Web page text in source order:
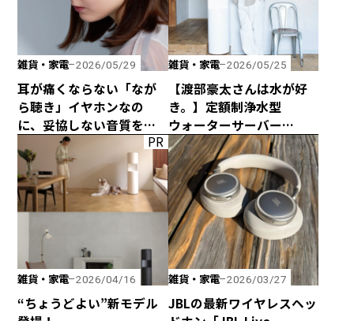
雑貨・家電 2026/05/29
耳が痛くならない「なが
ら聴き」イヤホンなの
に、妥協しない音質を追
求した「HP-H300BT」が
発売！
雑貨・家電 2026/05/25
【渡部豪太さんは水が好
き。】定額制浄水型
ウォーターサーバー
every frecious tallを
使ってみた
PR
雑貨・家電 2026/04/16
“ちょうどよい”新モデル
雑貨・家電 2026/03/27
JBLの最新ワイヤレスヘッ